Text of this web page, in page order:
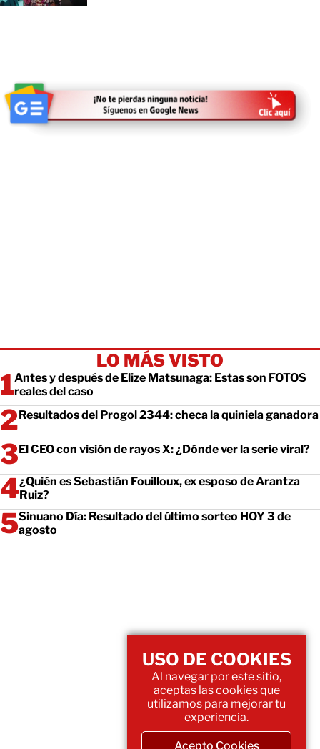
LO MÁS VISTO
Antes y después de Elize Matsunaga: Estas son FOTOS
reales del caso
Resultados del Progol 2344: checa la quiniela ganadora
El CEO con visión de rayos X: ¿Dónde ver la serie viral?
¿Quién es Sebastián Fouilloux, ex esposo de Arantza
Ruiz?
Sinuano Día: Resultado del último sorteo HOY 3 de
agosto
USO DE COOKIES
Al navegar por este sitio,
aceptas las cookies que
utilizamos para mejorar tu
experiencia.
Acepto Cookies